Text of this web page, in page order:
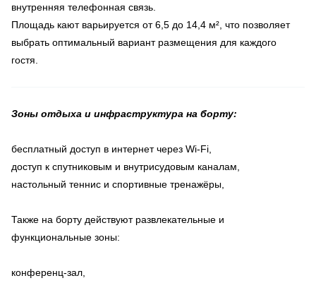
внутренняя телефонная связь.
Площадь кают варьируется от 6,5 до 14,4 м², что позволяет
выбрать оптимальный вариант размещения для каждого
гостя.
Зоны отдыха и инфраструктура на борту:
бесплатный доступ в интернет через Wi-Fi,
доступ к спутниковым и внутрисудовым каналам,
настольный теннис и спортивные тренажёры,
Также на борту действуют развлекательные и
функциональные зоны:
конференц-зал,